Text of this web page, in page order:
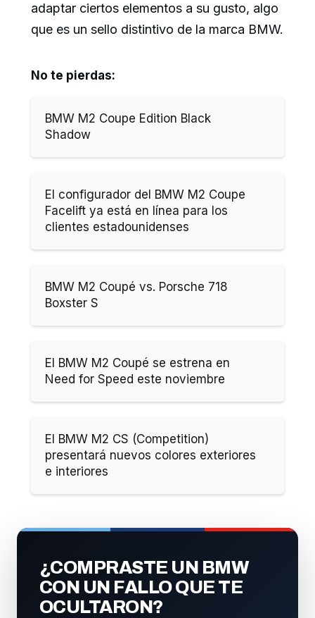
adaptar ciertos elementos a su gusto, algo
que es un sello distintivo de la marca BMW.
No te pierdas:
BMW M2 Coupe Edition Black
Shadow
El configurador del BMW M2 Coupe
Facelift ya está en línea para los
clientes estadounidenses
BMW M2 Coupé vs. Porsche 718
Boxster S
El BMW M2 Coupé se estrena en
Need for Speed este noviembre
El BMW M2 CS (Competition)
presentará nuevos colores exteriores
e interiores
¿COMPRASTE UN BMW
CON UN FALLO QUE TE
OCULTARON?